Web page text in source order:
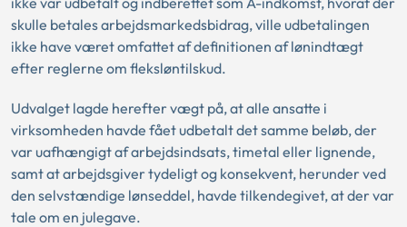
skulle betales arbejdsmarkedsbidrag, ville udbetalingen
ikke have været omfattet af definitionen af lønindtægt
efter reglerne om fleksløntilskud.
Udvalget lagde herefter vægt på, at alle ansatte i
virksomheden havde fået udbetalt det samme beløb, der
var uafhængigt af arbejdsindsats, timetal eller lignende,
samt at arbejdsgiver tydeligt og konsekvent, herunder ved
den selvstændige lønseddel, havde tilkendegivet, at der var
tale om en julegave.